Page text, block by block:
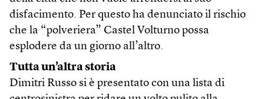
disfacimento. Per questo ha denunciato il rischio
che la “polveriera” Castel Volturno possa
esplodere da un giorno all’altro.
Tutta un’altra storia
Dimitri Russo si è presentato con una lista di